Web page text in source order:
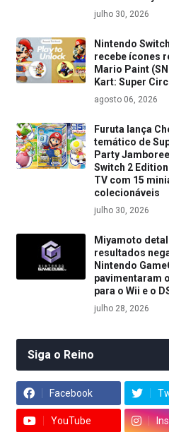
julho 30, 2026
Nintendo
recebe ícones
Mario Paint
Kart: Super
agosto 06, 2026
Furuta lança
temático de
Party
Switch 2
TV com 15
colecionáveis
julho 30, 2026
Miyamoto
resultados
Nintendo
pavimentaram
para o Wii e o
julho 28, 2026
Siga o Reino
Facebook
YouTube